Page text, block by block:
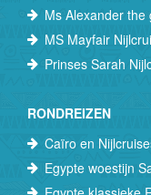
Ms Alexander
MS Mayfair
Prinses Sarah
RONDREIZEN
Caïro en
Egypte woestijn